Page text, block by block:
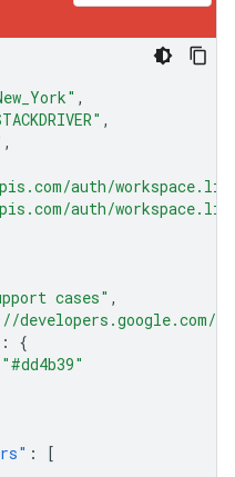
,
,
,
auth/
auth/
cases" ,
:
{
"#dd4b39"
:
[